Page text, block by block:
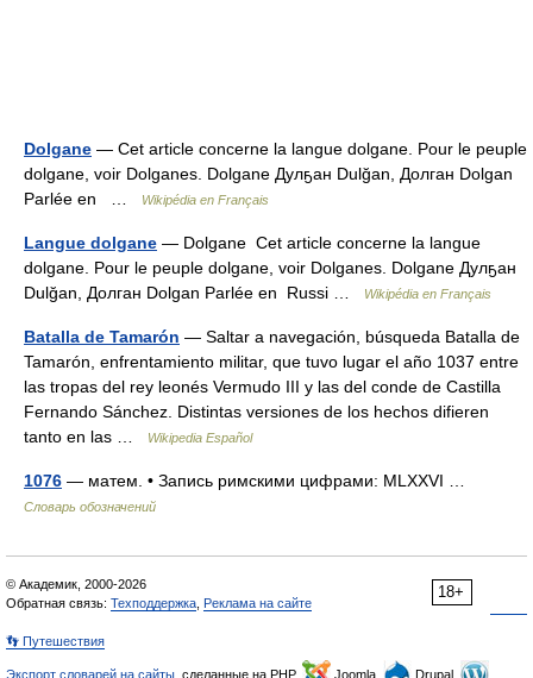
Dolgane — Cet article concerne la langue dolgane. Pour le peuple
dolgane, voir Dolganes. Dolgane Дулҕан Dulğan, Долган Dolgan
Parlée en …
Wikipédia en Français
Langue dolgane — Dolgane Cet article concerne la langue
dolgane. Pour le peuple dolgane, voir Dolganes. Dolgane Дулҕан
Dulğan, Долган Dolgan Parlée en Russi …
Wikipédia en Français
Batalla de Tamarón — Saltar a navegación, búsqueda Batalla de
Tamarón, enfrentamiento militar, que tuvo lugar el año 1037 entre
las tropas del rey leonés Vermudo III y las del conde de Castilla
Fernando Sánchez. Distintas versiones de los hechos difieren
tanto en las …
Wikipedia Español
1076 — матем. • Запись римскими цифрами: MLXXVI …
Словарь обозначений
18+
© Академик, 2000-2026
Обратная связь: Техподдержка Реклама на сайте
👣 Путешествия
Экспорт словарей на сайты , сделанные на PHP, Joomla, Drupal,